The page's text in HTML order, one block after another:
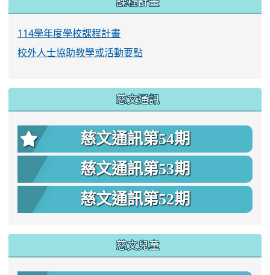
114學年度學校課程計畫
校外人士協助教學或活動要點
慈文通訊
慈文通訊第54期
慈文通訊第53期
慈文通訊第52期
慈文兒童